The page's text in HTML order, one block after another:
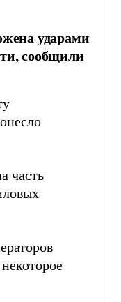
ударами
сообщили
часть